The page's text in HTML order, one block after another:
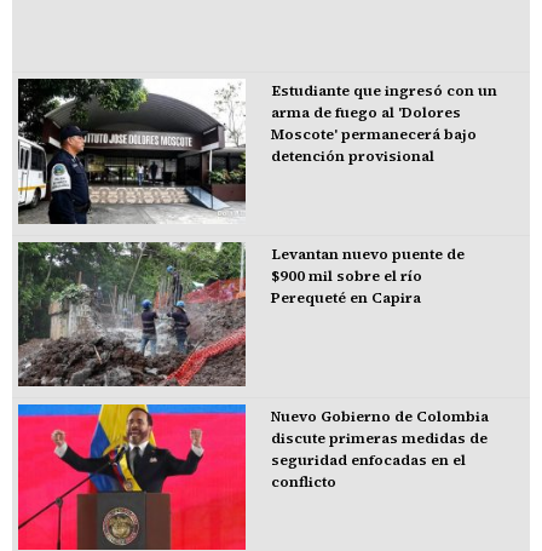
Estudiante que ingresó con un
arma de fuego al 'Dolores
Moscote' permanecerá bajo
detención provisional
Levantan nuevo puente de
$900 mil sobre el río
Perequeté en Capira
Nuevo Gobierno de Colombia
discute primeras medidas de
seguridad enfocadas en el
conflicto